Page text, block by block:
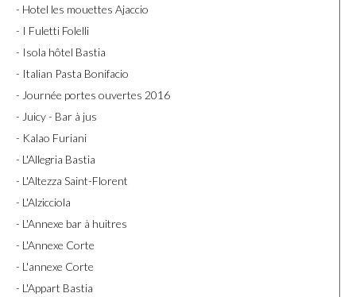
- Hotel les mouettes Ajaccio
- I Fuletti Folelli
- Isola hôtel Bastia
- Italian Pasta Bonifacio
- Journée portes ouvertes 2016
- Juicy - Bar à jus
- Kalao Furiani
- L'Allegria Bastia
- L'Altezza Saint-Florent
- L'Alzicciola
- L'Annexe bar à huitres
- L'Annexe Corte
- L'annexe Corte
- L'Appart Bastia